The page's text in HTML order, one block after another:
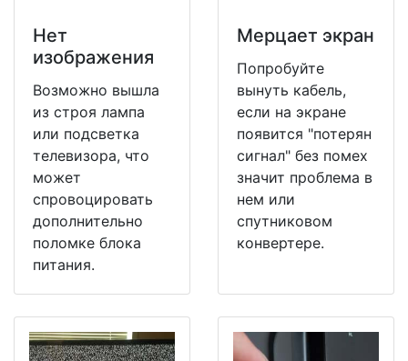
Нет
изображения
Возможно вышла
из строя лампа
или подсветка
телевизора, что
может
спровоцировать
дополнительно
поломке блока
питания.
Мерцает экран
Попробуйте
вынуть кабель,
если на экране
появится "потерян
сигнал" без помех
значит проблема в
нем или
спутниковом
конвертере.